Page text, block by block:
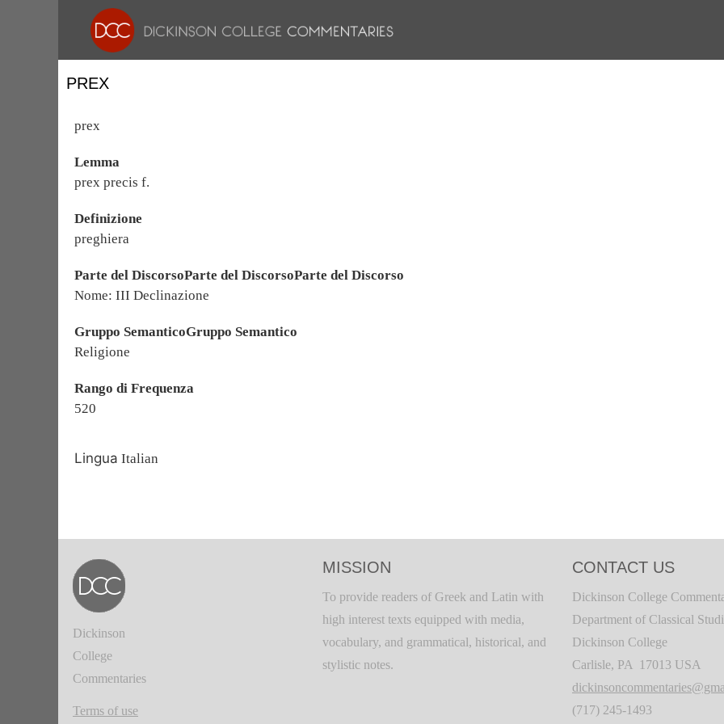
PREX
prex
Lemma
prex precis f.
Definizione
preghiera
Parte del DiscorsoParte del DiscorsoParte del Discorso
Nome: III Declinazione
Gruppo SemanticoGruppo Semantico
Religione
Rango di Frequenza
520
Lingua Italian
Dickinson
College
Commentaries
Terms of use
MISSION
To provide readers of Greek and Latin with
high interest texts equipped with media,
vocabulary, and grammatical, historical, and
stylistic notes.
CONTACT US
Dickinson College
Department of Classical
Dickinson College
Carlisle, PA 17013 USA
(717) 245-1493